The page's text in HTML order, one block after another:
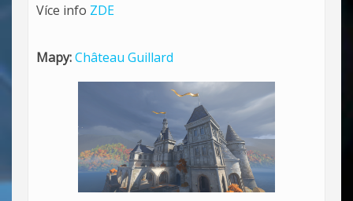
Více info ZDE
Mapy:Château Guillard